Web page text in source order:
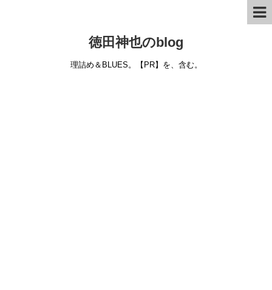
徳田神也のblog
理詰め＆BLUES。【PR】を、含む。